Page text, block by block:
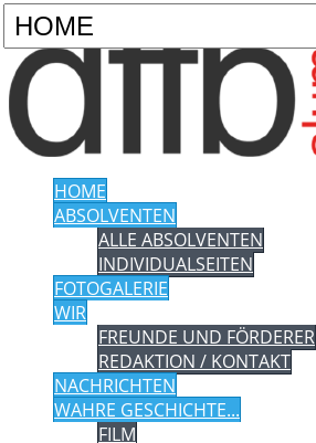
HOME
ABSOLVENTEN
ALLE ABSOLVENTEN
INDIVIDUALSEITEN
FOTOGALERIE
WIR
FREUNDE UND FÖRDERER
REDAKTION / KONTAKT
NACHRICHTEN
WAHRE GESCHICHTE...
FILM